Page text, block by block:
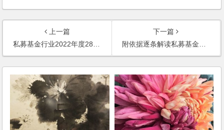
上一篇
私募基金行业2022年度28个典型司法判例
下一篇
附依据逐条解读私募基金登记备案新规之一——总则和附则篇